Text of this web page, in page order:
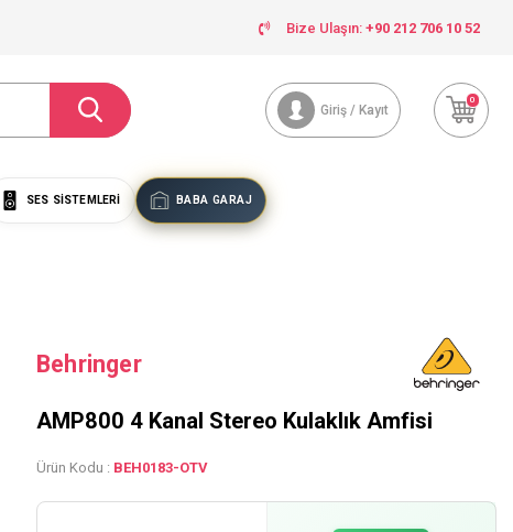
Bize Ulaşın: +90 212 706 10 52
Giriş / Kayıt
0
SES SISTEMLERI BABA GARAJ
Behringer
AMP800 4 Kanal Stereo Kulaklık Amfisi
Ürün Kodu : BEH0183-OTV